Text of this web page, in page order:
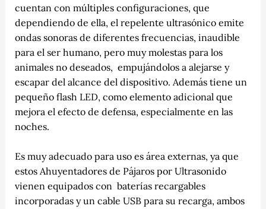
cuentan con múltiples configuraciones, que
dependiendo de ella, el repelente ultrasónico emite
ondas sonoras de diferentes frecuencias, inaudible
para el ser humano, pero muy molestas para los
animales no deseados, empujándolos a alejarse y
escapar del alcance del dispositivo. Además tiene un
pequeño flash LED, como elemento adicional que
mejora el efecto de defensa, especialmente en las
noches.
Es muy adecuado para uso es área externas, ya que
estos Ahuyentadores de Pájaros por Ultrasonido
vienen equipados con baterías recargables
incorporadas y un cable USB para su recarga, ambos